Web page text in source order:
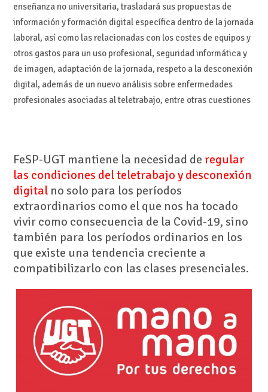
enseñanza no universitaria, trasladará sus propuestas de
información y formación digital específica dentro de la jornada
laboral, así como las relacionadas con los costes de equipos y
otros gastos para un uso profesional, seguridad informática y
de imagen, adaptación de la jornada, respeto a la desconexión
digital, además de un nuevo análisis sobre enfermedades
profesionales asociadas al teletrabajo, entre otras cuestiones
FeSP-UGT mantiene la necesidad de regular
las condiciones del teletrabajo y desconexión
digitalno solo para los períodos
extraordinarios como el que nos ha tocado
vivir como consecuencia de la Covid-19, sino
también para los períodos ordinarios en los
que existe una tendencia creciente a
compatibilizarlo con las clases presenciales.